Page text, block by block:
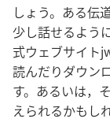
しょう。ある伝
少し話せるよう
式ウェブサイト
読んだりダウン
す。あるいは，
えられるかもし